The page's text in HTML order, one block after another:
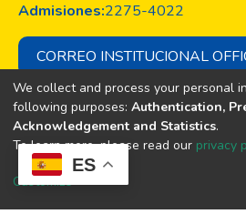
ES
Admisiones:2275-4022
CORREO INSTITUCIONAL
Copyright ©
de la
We collect and process your personal
following purposes: Authentication,
Acknowledgement and Statistics.
To learn more, please read our privacy
Customize